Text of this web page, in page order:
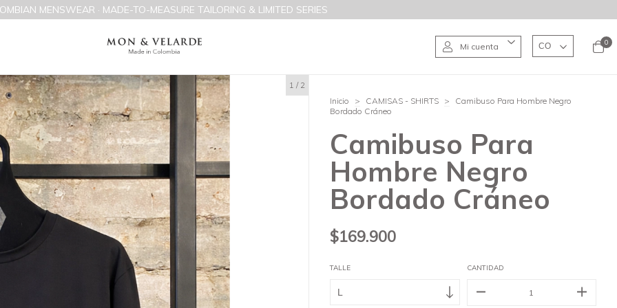
MENSWEAR · MADE-TO-MEASURE TAILORING & LIMITED SERIES
Mi cuenta 0
1 / 2
Inicio
> CAMISAS - SHIRTS >
Camibuso Para Hombre Negro
Bordado Cráneo
Camibuso Para
Hombre Negro
Bordado Cráneo
$169.900
TALLE CANTIDAD